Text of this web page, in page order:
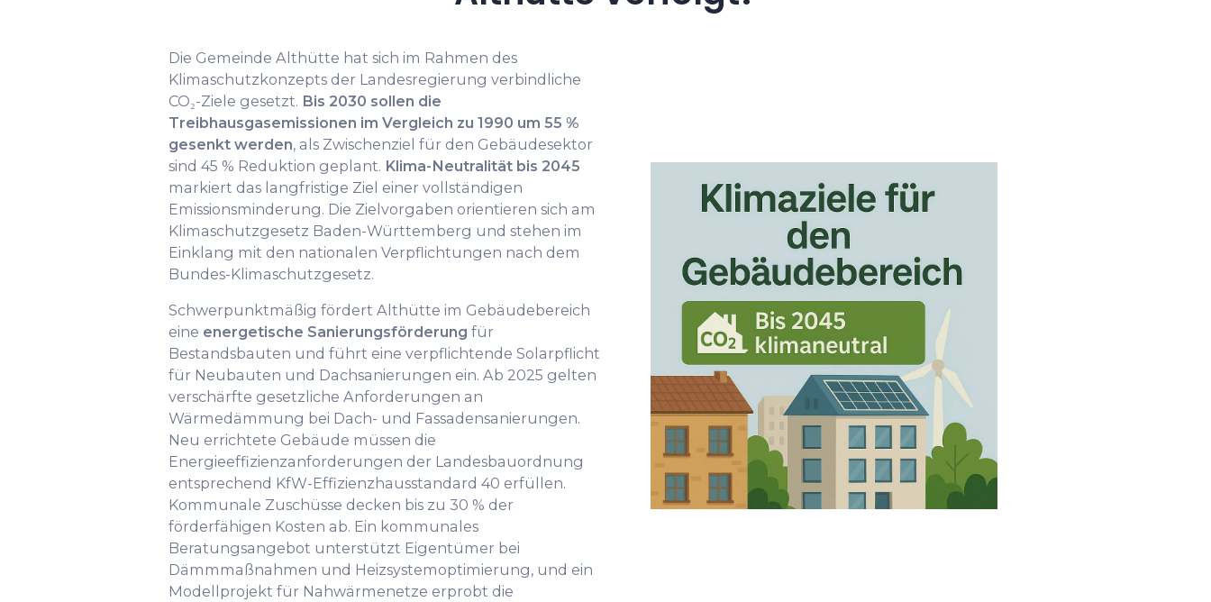
Die Gemeinde Althütte hat sich im Rahmen des
Klimaschutzkonzepts der Landesregierung verbindliche
CO₂-Ziele gesetzt. Bis 2030 sollen die
Treibhausgasemissionen im Vergleich zu 1990 um 55 %
gesenkt werden, als Zwischenziel für den Gebäudesektor
sind 45 % Reduktion geplant. Klima-Neutralität bis 2045
markiert das langfristige Ziel einer vollständigen
Emissionsminderung. Die Zielvorgaben orientieren sich am
Klimaschutzgesetz Baden-Württemberg und stehen im
Einklang mit den nationalen Verpflichtungen nach dem
Bundes-Klimaschutzgesetz.
Schwerpunktmäßig fördert Althütte im Gebäudebereich
eine energetische Sanierungsförderung für
Bestandsbauten und führt eine verpflichtende Solarpflicht
für Neubauten und Dachsanierungen ein. Ab 2025 gelten
verschärfte gesetzliche Anforderungen an
Wärmedämmung bei Dach- und Fassadensanierungen.
Neu errichtete Gebäude müssen die
Energieeffizienzanforderungen der Landesbauordnung
entsprechend KfW-Effizienzhausstandard 40 erfüllen.
Kommunale Zuschüsse decken bis zu 30 % der
förderfähigen Kosten ab. Ein kommunales
Beratungsangebot unterstützt Eigentümer bei
Dämmmaßnahmen und Heizsystemoptimierung, und ein
Modellprojekt für Nahwärmenetze erprobt die